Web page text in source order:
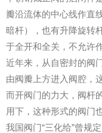
瓣沿流体的中心线作直
暗杆），也有升降旋转
于全开和全关，不允许
近年来，从自密封的阀
由阀瓣上方进入阀腔，
而开阀门的力大，阀杆
用下，这种形式的阀门
我国阀门“三化给”曾规